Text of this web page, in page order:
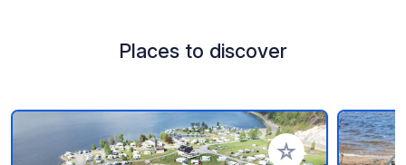
Places to discover